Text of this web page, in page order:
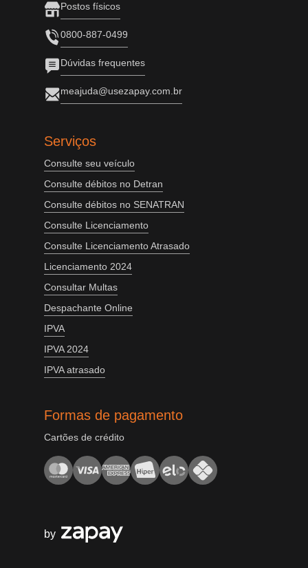
Postos físicos
0800-887-0499
Dúvidas frequentes
meajuda@usezapay.com.br
Serviços
Consulte seu veículo
Consulte débitos no Detran
Consulte débitos no SENATRAN
Consulte Licenciamento
Consulte Licenciamento Atrasado
Licenciamento 2024
Consultar Multas
Despachante Online
IPVA
IPVA 2024
IPVA atrasado
Formas de pagamento
Cartões de crédito
by